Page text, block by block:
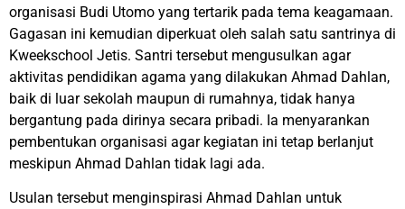
organisasi Budi Utomo yang tertarik pada tema keagamaan.
Gagasan ini kemudian diperkuat oleh salah satu santrinya di
Kweekschool Jetis. Santri tersebut mengusulkan agar
aktivitas pendidikan agama yang dilakukan Ahmad Dahlan,
baik di luar sekolah maupun di rumahnya, tidak hanya
bergantung pada dirinya secara pribadi. Ia menyarankan
pembentukan organisasi agar kegiatan ini tetap berlanjut
meskipun Ahmad Dahlan tidak lagi ada.
Usulan tersebut menginspirasi Ahmad Dahlan untuk